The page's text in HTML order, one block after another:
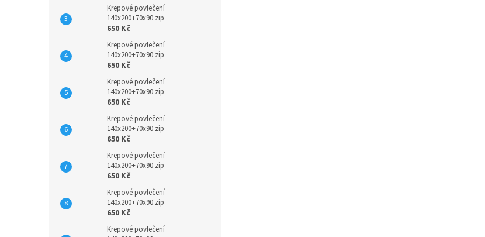
Krepové povlečení
140x200+70x90 zip
650 Kč
Krepové povlečení
140x200+70x90 zip
650 Kč
Krepové povlečení
140x200+70x90 zip
650 Kč
Krepové povlečení
140x200+70x90 zip
650 Kč
Krepové povlečení
140x200+70x90 zip
650 Kč
Krepové povlečení
140x200+70x90 zip
650 Kč
Krepové povlečení